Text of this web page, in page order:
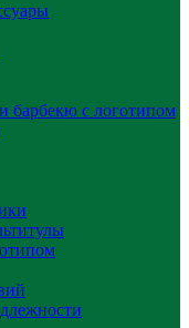
барбекю с логотипом